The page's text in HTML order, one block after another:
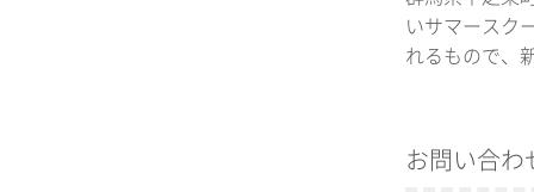
いサマースク
れるもので、
お問い合わ